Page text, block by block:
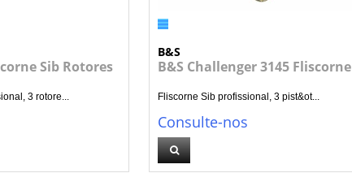
Sib Rotores
3 rotore...
B&S
B&S Challenger 3145 Fliscorne
Fliscorne Sib profissional, 3 pist&ot...
Consulte-nos